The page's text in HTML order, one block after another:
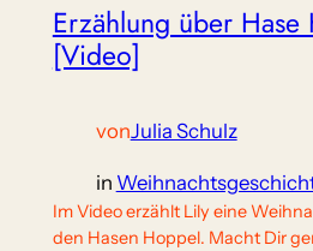
Erzählung über Hase
[Video]
vonJulia Schulz
in
Im Video erzählt Lily eine
den Hasen Hoppel. Macht Dir